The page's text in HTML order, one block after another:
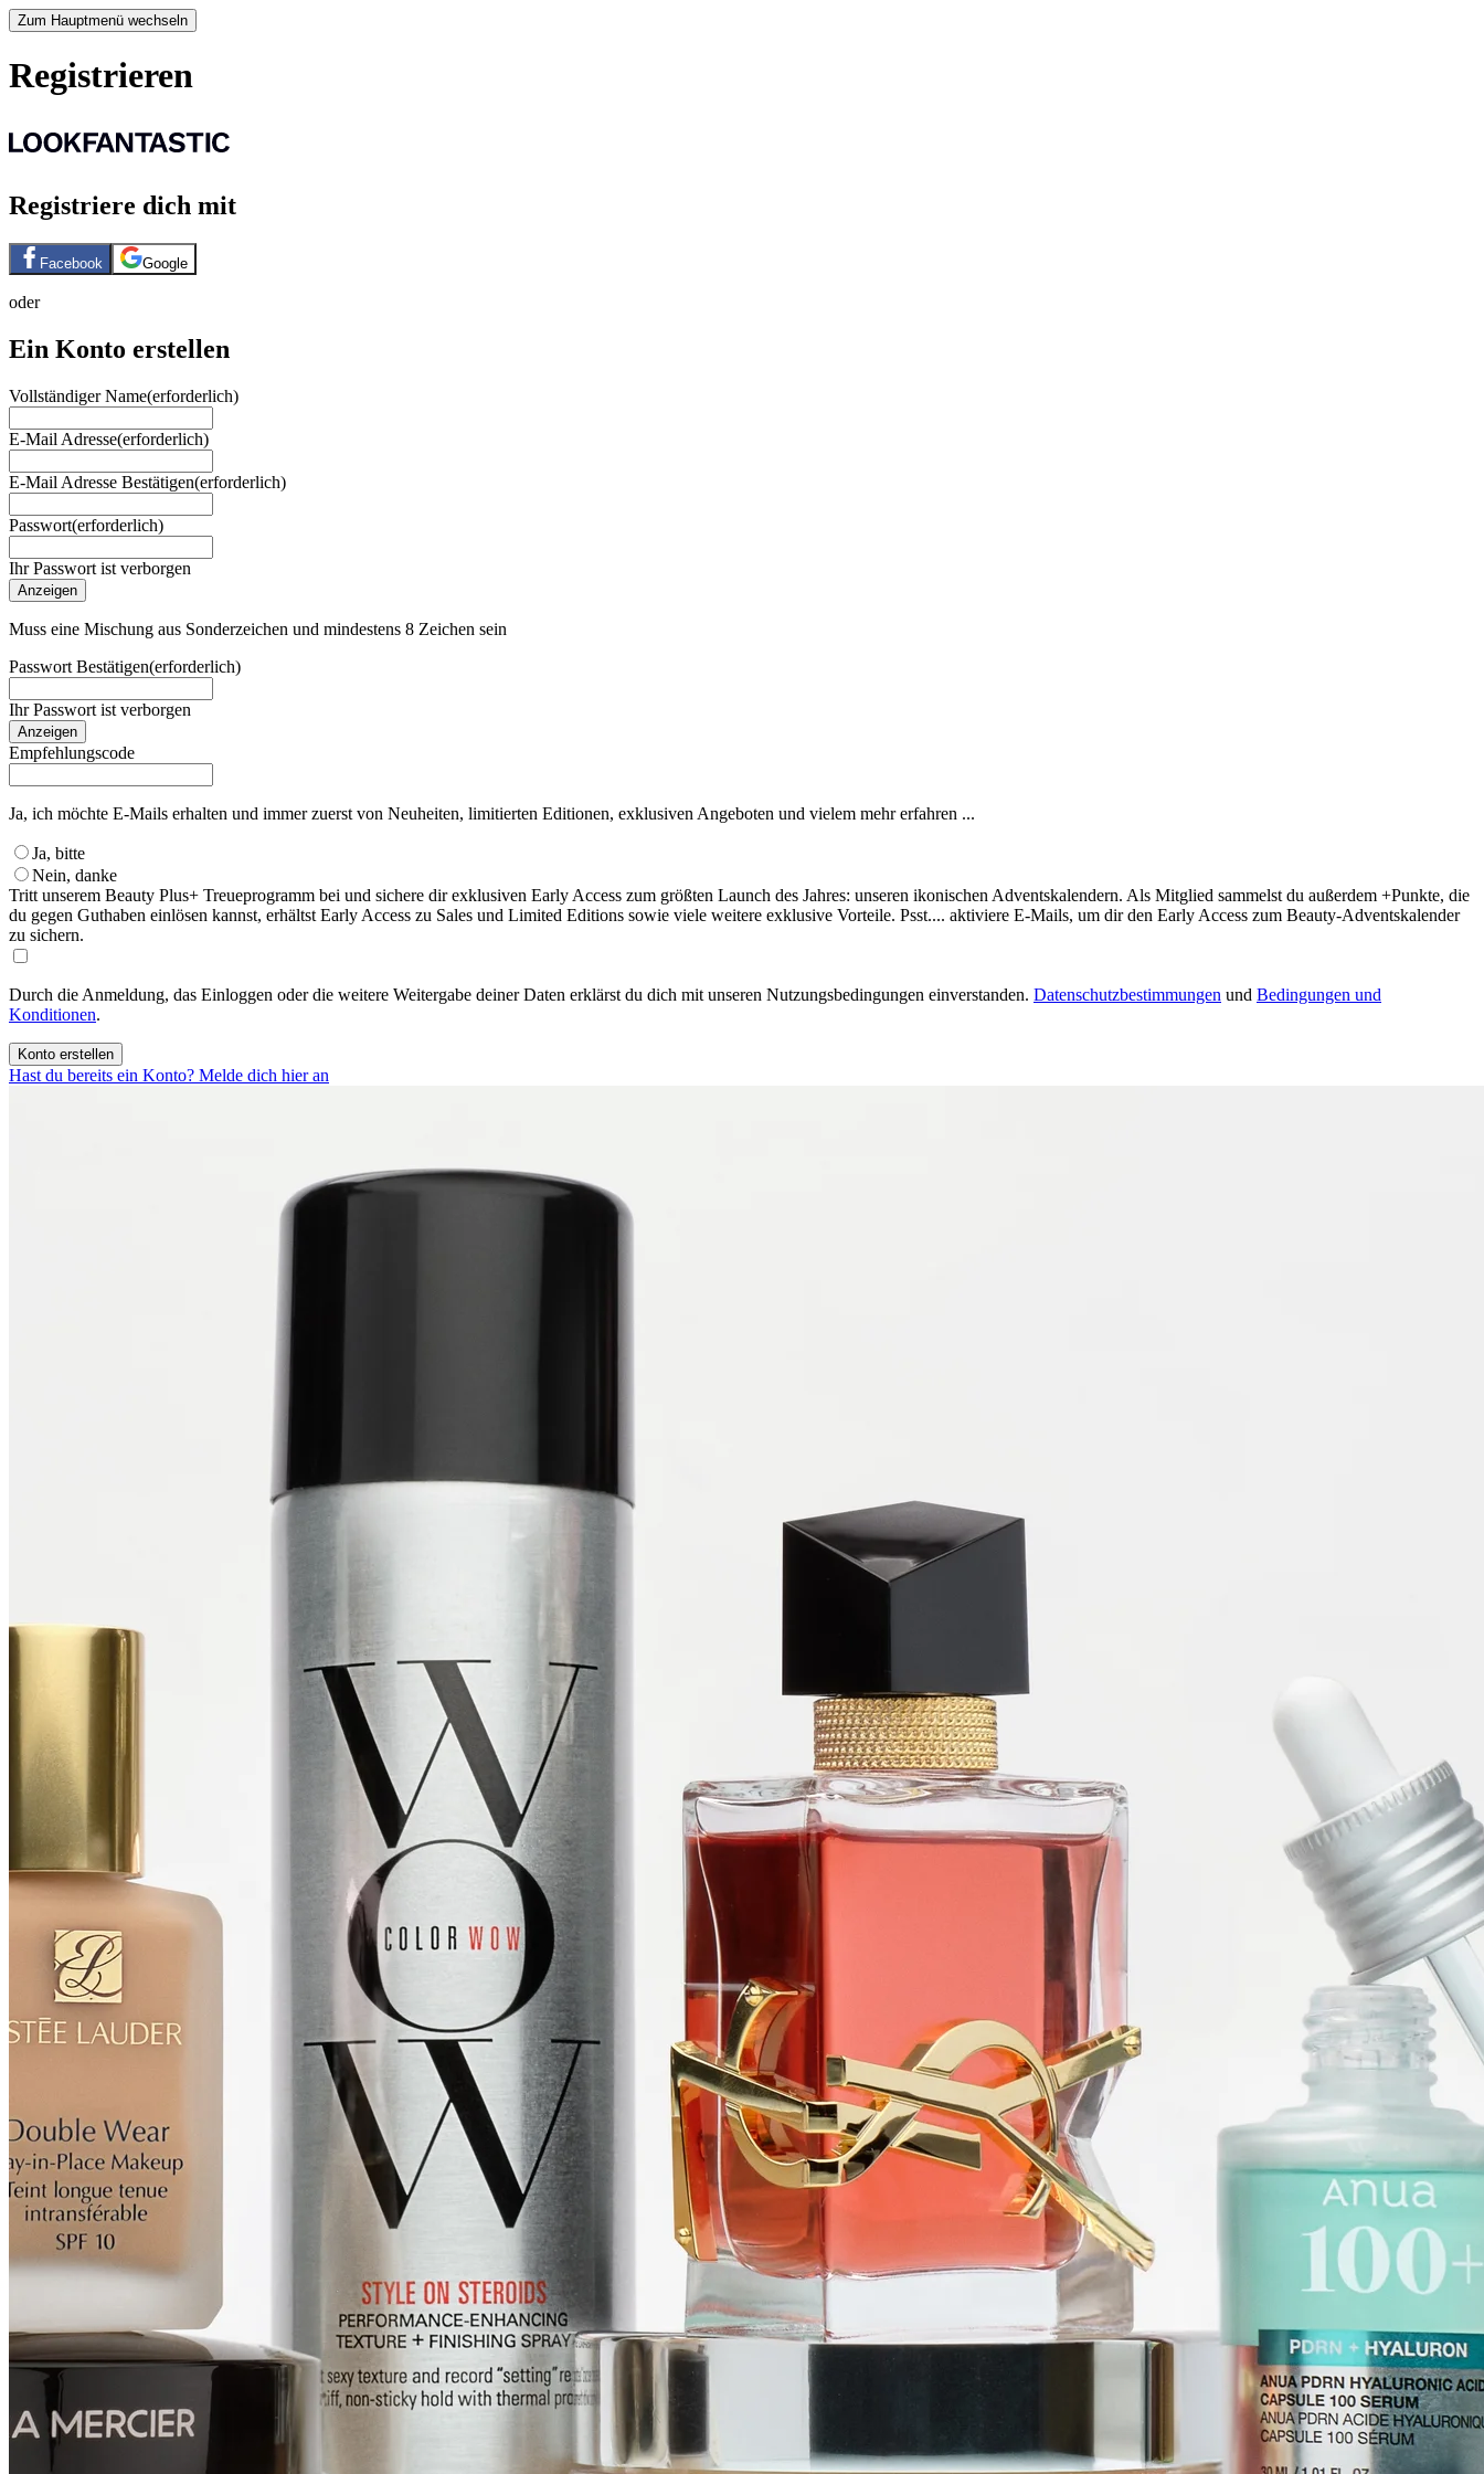
Zum Hauptmenü wechseln
Registrieren
Registriere dich mit
Facebook Google
oder
Ein Konto erstellen
Vollständiger Name(erforderlich)
E-Mail Adresse(erforderlich)
E-Mail Adresse Bestätigen(erforderlich)
Passwort(erforderlich)
Ihr Passwort ist verborgen
Anzeigen
Muss eine Mischung aus Sonderzeichen und mindestens 8 Zeichen sein
Passwort Bestätigen(erforderlich)
Ihr Passwort ist verborgen
Anzeigen
Empfehlungscode
Ja, ich möchte E-Mails erhalten und immer zuerst von Neuheiten, limitierten Editionen, exklusiven Angeboten und vielem mehr erfahren ...
Ja, bitte
Nein, danke
Tritt unserem Beauty Plus+ Treueprogramm bei und sichere dir exklusiven Early Access zum größten Launch des Jahres: unseren ikonischen Adventskalendern. Als Mitglied sammelst du außerdem +Punkte, die
du gegen Guthaben einlösen kannst, erhältst Early Access zu Sales und Limited Editions sowie viele weitere exklusive Vorteile. Psst.... aktiviere E-Mails, um dir den Early Access zum Beauty-Adventskalender
zu sichern.
Durch die Anmeldung, das Einloggen oder die weitere Weitergabe deiner Daten erklärst du dich mit unseren Nutzungsbedingungen einverstanden. Datenschutzbestimmungen und Bedingungen und
Konditionen.
Konto erstellen
Hast du bereits ein Konto? Melde dich hier an